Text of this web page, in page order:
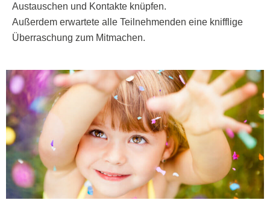
Austauschen und Kontakte knüpfen.
Außerdem erwartete alle Teilnehmenden eine knifflige
Überraschung zum Mitmachen.